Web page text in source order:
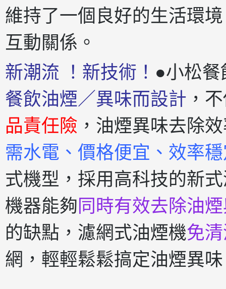
維持了一個良好的生活環
互動關係。
新潮流 ！新技術！ ●小松餐
餐飲油煙／異味而設計 ，
品責任險 ，油煙異味去除
需水電、價格便宜、效率
式機型，採用高科技的新
機器能夠 同時有效去除油
的缺點，濾網式油煙機免
網，輕輕鬆鬆搞定油煙異